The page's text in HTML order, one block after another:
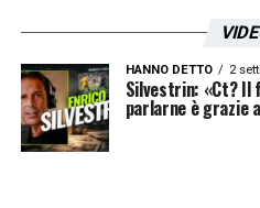
validissimo per il mio
professionale».
LA PLAYLIST DELLE
HANNO DETTO 2
Silvestrin: «Ct? Il
parlarne è grazie